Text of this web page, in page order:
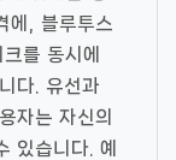
에, 블루투스
를 동시에
다. 유선과
자는 자신의
있습니다. 예